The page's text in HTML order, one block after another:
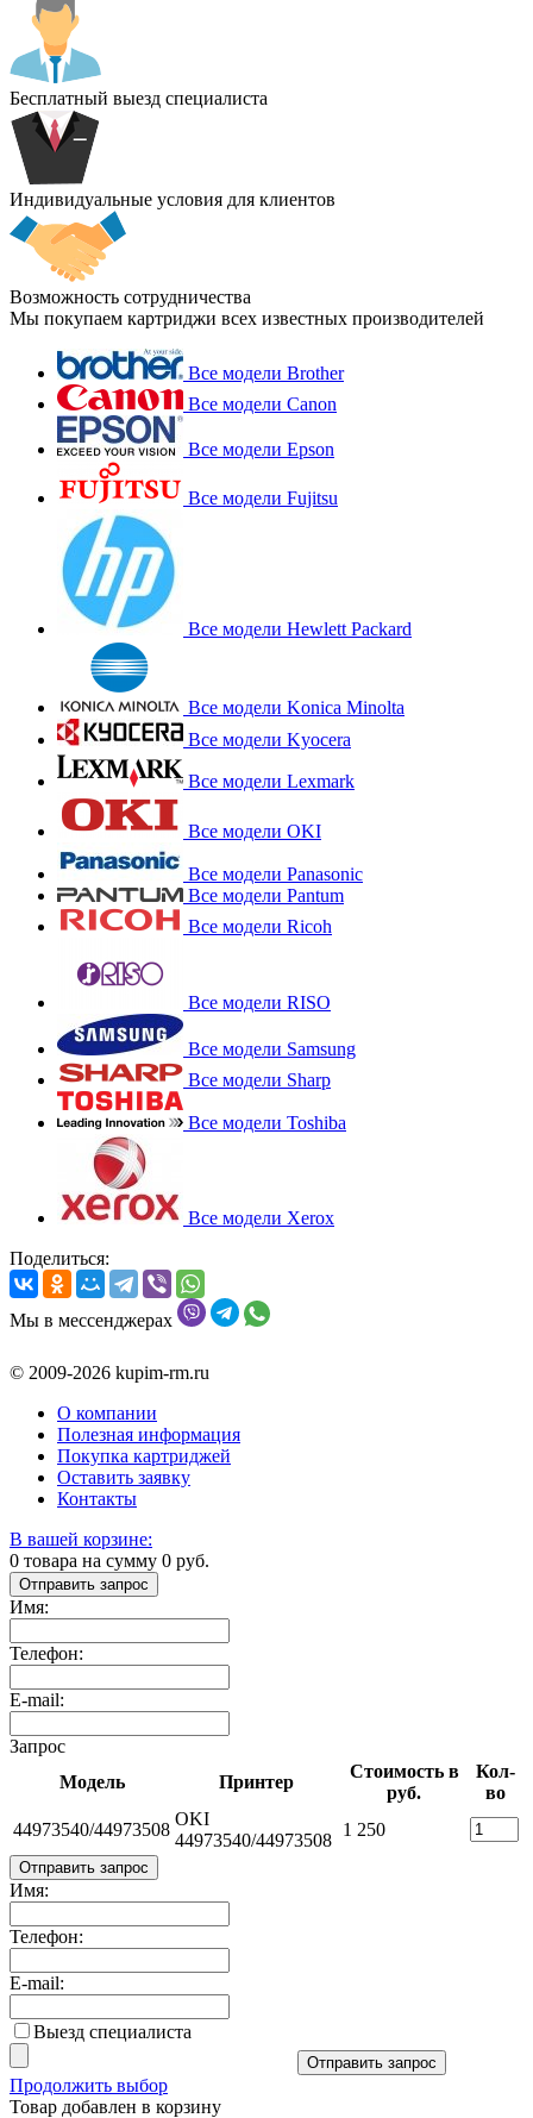
Бесплатный выезд специалиста
Индивидуальные условия для клиентов
Возможность сотрудничества
Мы покупаем картриджи всех известных производителей
Все модели Brother
Все модели Canon
Все модели Epson
Все модели Fujitsu
Все модели Hewlett Packard
Все модели Konica Minolta
Все модели Kyocera
Все модели Lexmark
Все модели OKI
Все модели Panasonic
Все модели Pantum
Все модели Ricoh
Все модели RISO
Все модели Samsung
Все модели Sharp
Все модели Toshiba
Все модели Xerox
Поделиться:
Мы в мессенджерах
© 2009-2026 kupim-rm.ru
О компании
Полезная информация
Покупка картриджей
Оставить заявку
Контакты
В вашей корзине:
0 товара на сумму 0 руб.
Отправить запрос
Имя:
Телефон:
E-mail:
Запрос
Модель
Принтер
Стоимость в
руб.
Кол-
во
44973540/44973508
OKI
44973540/44973508
1 250
Отправить запрос
Имя:
Телефон:
E-mail:
Выезд специалиста
Отправить запрос
Продолжить выбор
Товар добавлен в корзину